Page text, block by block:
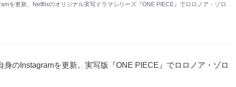
を更新。Netflixのオリジナル実写ドラマシリーズ『ONE PIECE』でロロノア・ゾロ
のInstagramを更新。実写版『ONE PIECE』でロロノア・ゾロ